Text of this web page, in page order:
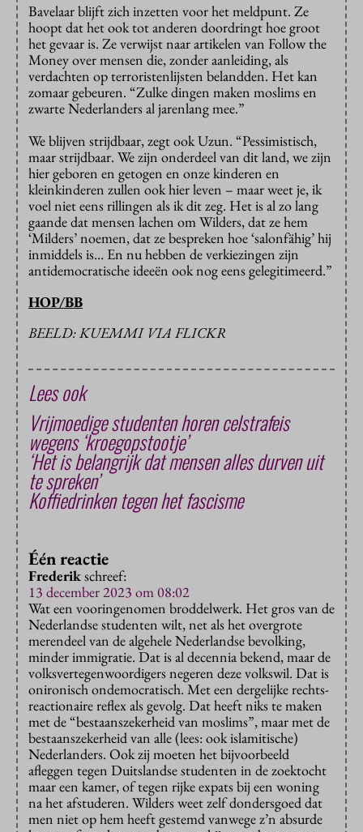
Bavelaar blijft zich inzetten voor het meldpunt. Ze
hoopt dat het ook tot anderen doordringt hoe groot
het gevaar is. Ze verwijst naar artikelen van Follow the
Money over mensen die, zonder aanleiding, als
verdachten op terroristenlijsten belandden. Het kan
zomaar gebeuren. “Zulke dingen maken moslims en
zwarte Nederlanders al jarenlang mee.”
We blijven strijdbaar, zegt ook Uzun. “Pessimistisch,
maar strijdbaar. We zijn onderdeel van dit land, we zijn
hier geboren en getogen en onze kinderen en
kleinkinderen zullen ook hier leven – maar weet je, ik
voel niet eens rillingen als ik dit zeg. Het is al zo lang
gaande dat mensen lachen om Wilders, dat ze hem
‘Milders’ noemen, dat ze bespreken hoe ‘salonfähig’ hij
inmiddels is… En nu hebben de verkiezingen zijn
antidemocratische ideeën ook nog eens gelegitimeerd.”
HOP/BB
BEELD: KUEMMI VIA FLICKR
Lees ook
Vrijmoedige studenten horen celstrafeis
wegens ‘kroegopstootje’
‘Het is belangrijk dat mensen alles durven uit
te spreken’
Koffiedrinken tegen het fascisme
Één reactie
Frederikschreef:
13 december 2023 om 08:02
Wat een vooringenomen broddelwerk. Het gros van de
Nederlandse studenten wilt, net als het overgrote
merendeel van de algehele Nederlandse bevolking,
minder immigratie. Dat is al decennia bekend, maar de
volksvertegenwoordigers negeren deze volkswil. Dat is
onironisch ondemocratisch. Met een dergelijke rechts-
reactionaire reflex als gevolg. Dat heeft niks te maken
met de “bestaanszekerheid van moslims”, maar met de
bestaanszekerheid van alle (lees: ook islamitische)
Nederlanders. Ook zij moeten het bijvoorbeeld
afleggen tegen Duitslandse studenten in de zoektocht
maar een kamer, of tegen rijke expats bij een woning
na het afstuderen. Wilders weet zelf dondersgoed dat
men niet op hem heeft gestemd vanwege z’n absurde